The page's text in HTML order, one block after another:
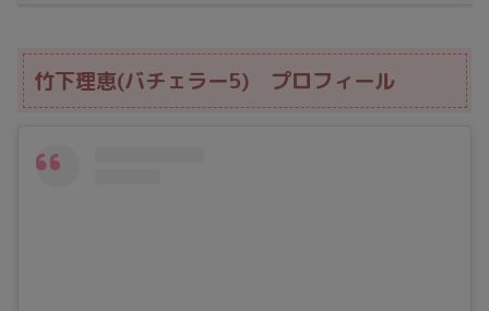
竹下理恵(バチェラー5) プロフィール